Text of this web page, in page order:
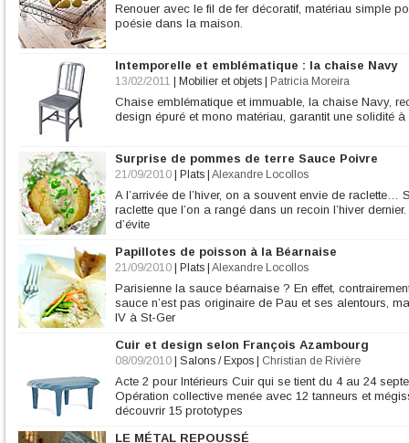
Renouer avec le fil de fer décoratif, matériau simple
poésie dans la maison.
Intemporelle et emblématique : la chaise Navy
13/02/2011 Mobilier et objets Patricia Moreira
Chaise emblématique et immuable, la chaise Navy,
design épuré et mono matériau, garantit une solidité à
Surprise de pommes de terre Sauce Poivre
21/09/2010 Plats Alexandre Locollos
A l’arrivée de l’hiver, on a souvent envie de
raclette que l’on a rangé dans un recoin l’hiver
d’évite
Papillotes de poisson à la Béarnaise
21/09/2010 Plats Alexandre Locollos
Parisienne la sauce béarnaise ? En effet,
sauce n’est pas originaire de Pau et ses alentours,
IV à St-Ger
Cuir et design selon François Azambourg
08/09/2010 Salons / Expos Christian de Rivière
Acte 2 pour Intérieurs Cuir qui se tient du 4 au 24
Opération collective menée avec 12 tanneurs et
découvrir 15 prototypes
LE MÉTAL REPOUSSÉ